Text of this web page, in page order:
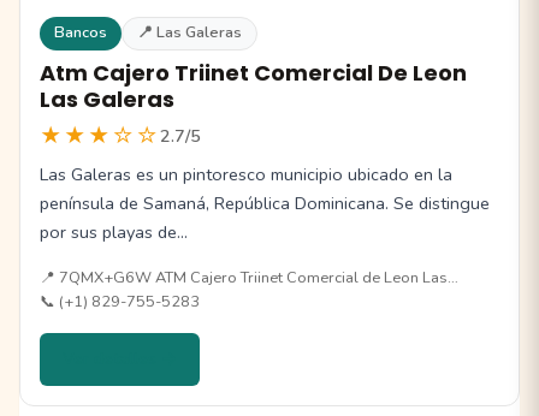
Bancos 📍 Las Galeras
Atm Cajero Triinet Comercial De Leon
Las Galeras
★★★☆☆2.7/5
Las Galeras es un pintoresco municipio ubicado en la
península de Samaná, República Dominicana. Se distingue
por sus playas de…
📍 7QMX+G6W ATM Cajero Triinet Comercial de Leon Las…
📞 (+1) 829-755-5283